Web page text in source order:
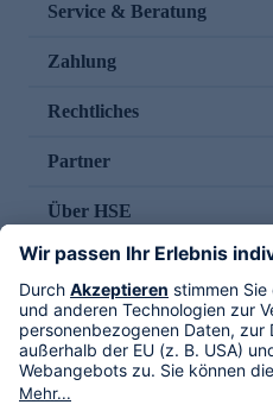
Service & Beratung
Zahlung
Rechtliches
Partner
Über HSE
Im TV
HSE International